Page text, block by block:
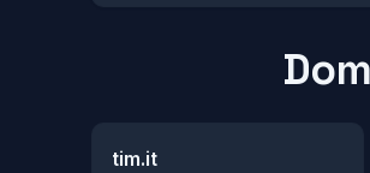
tim.it